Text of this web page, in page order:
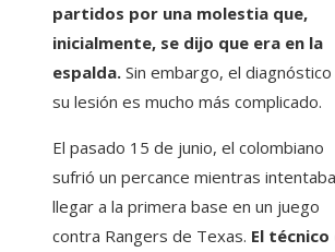
partidos por una molestia que,
inicialmente, se dijo que era en la
espalda. Sin embargo, el
su lesión es mucho más complicado.
El pasado 15 de junio, el colombiano
sufrió un percance mientras intentaba
llegar a la primera base en un juego
contra Rangers de Texas. El técnico